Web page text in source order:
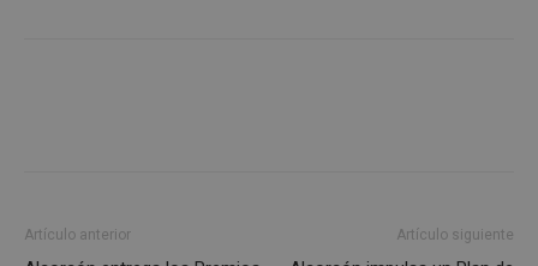
Artículo anterior Artículo siguiente